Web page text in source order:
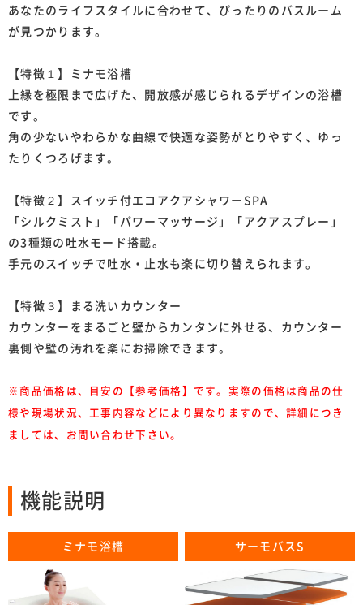
あなたのライフスタイルに合わせて、ぴったりのバスルーム
が見つかります。
【特徴１】ミナモ浴槽
上縁を極限まで広げた、開放感が感じられるデザインの浴槽
です。
角の少ないやわらかな曲線で快適な姿勢がとりやすく、ゆっ
たりくつろげます。
【特徴２】スイッチ付エコアクアシャワーSPA
「シルクミスト」「パワーマッサージ」「アクアスプレー」
の3種類の吐水モード搭載。
手元のスイッチで吐水・止水も楽に切り替えられます。
【特徴３】まる洗いカウンター
カウンターをまるごと壁からカンタンに外せる、カウンター
裏側や壁の汚れを楽にお掃除できます。
※商品価格は、目安の【参考価格】です。実際の価格は商品の仕
様や現場状況、工事内容などにより異なりますので、詳細につき
ましては、お問い合わせ下さい。
機能説明
ミナモ浴槽 サーモバスS